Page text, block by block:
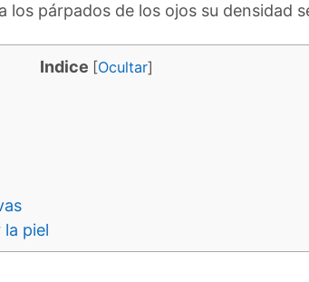
los párpados de los ojos su densidad
Indice [Ocultar]
piel